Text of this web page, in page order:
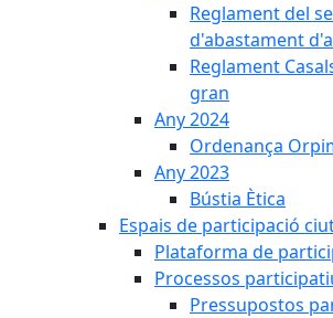
Reglament del
d'abastament
Reglament
gran
Any 2024
Ordenança
Any 2023
Bústia Ètica
Espais de participació
Plataforma de
Processos
Pressupostos